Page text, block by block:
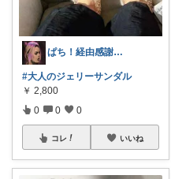
ぱち！経由感謝📚🏳️‍🌈👚🕊️
#大人のジェリーサンダル
￥ 2,800
0 0 0
コレ いいね